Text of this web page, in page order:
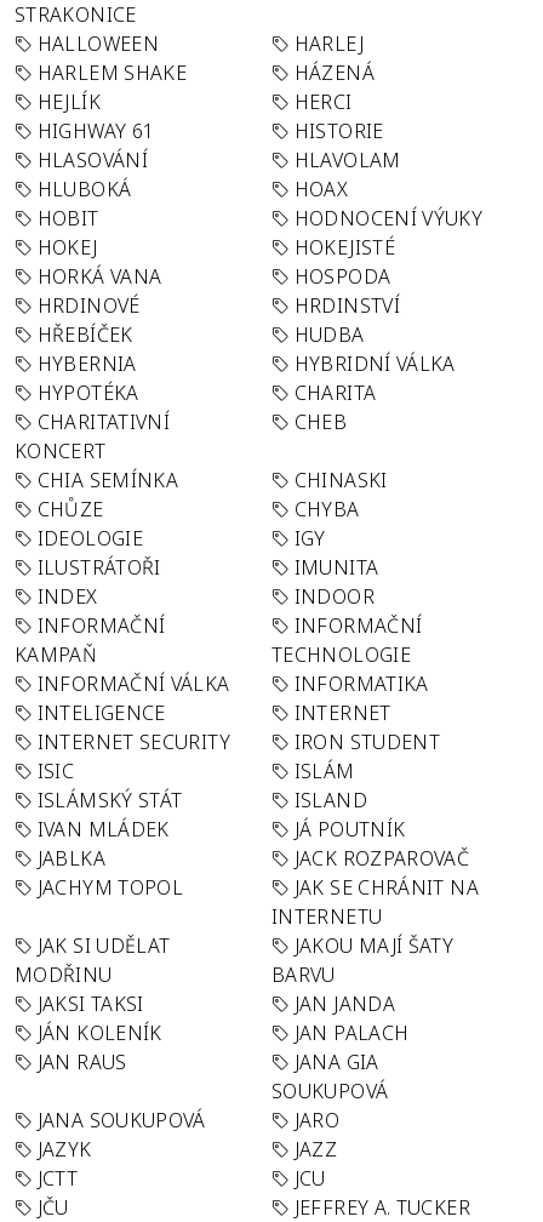
STRAKONICE
HALLOWEEN
HARLEJ
HARLEM SHAKE
HÁZENÁ
HEJLÍK
HERCI
HIGHWAY 61
HISTORIE
HLASOVÁNÍ
HLAVOLAM
HLUBOKÁ
HOAX
HOBIT
HODNOCENÍ VÝUKY
HOKEJ
HOKEJISTÉ
HORKÁ VANA
HOSPODA
HRDINOVÉ
HRDINSTVÍ
HŘEBÍČEK
HUDBA
HYBERNIA
HYBRIDNÍ VÁLKA
HYPOTÉKA
CHARITA
CHARITATIVNÍ
KONCERT
CHEB
CHIA SEMÍNKA
CHINASKI
CHŮZE
CHYBA
IDEOLOGIE
IGY
ILUSTRÁTOŘI
IMUNITA
INDEX
INDOOR
INFORMAČNÍ
KAMPAŇ
INFORMAČNÍ
TECHNOLOGIE
INFORMAČNÍ VÁLKA
INFORMATIKA
INTELIGENCE
INTERNET
INTERNET SECURITY
IRON STUDENT
ISIC
ISLÁM
ISLÁMSKÝ STÁT
ISLAND
IVAN MLÁDEK
JÁ POUTNÍK
JABLKA
JACK ROZPAROVAČ
JACHYM TOPOL
JAK SE CHRÁNIT NA
INTERNETU
JAK SI UDĚLAT
MODŘINU
JAKOU MAJÍ ŠATY
BARVU
JAKSI TAKSI
JAN JANDA
JÁN KOLENÍK
JAN PALACH
JAN RAUS
JANA GIA
SOUKUPOVÁ
JANA SOUKUPOVÁ
JARO
JAZYK
JAZZ
JCTT
JCU
JČU
JEFFREY A. TUCKER